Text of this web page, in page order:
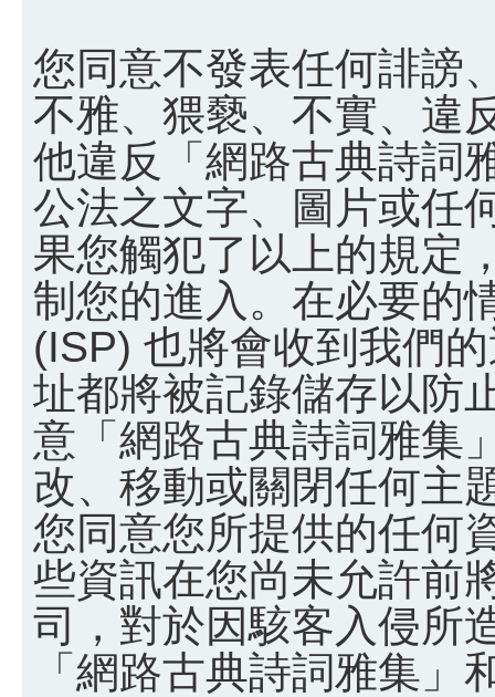
您同意不發表任何誹謗
不雅、猥褻、不實、違
他違反「網路古典詩詞
公法之文字、圖片或任
果您觸犯了以上的規定
制您的進入。在必要的
(ISP) 也將會收到我們
址都將被記錄儲存以防
意「網路古典詩詞雅集
改、移動或關閉任何主
您同意您所提供的任何
些資訊在您尚未允許前
司，對於因駭客入侵所
「網路古典詩詞雅集